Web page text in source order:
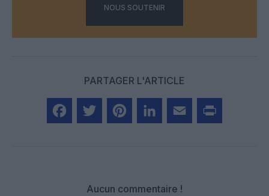
NOUS SOUTENIR
PARTAGER L'ARTICLE
Aucun commentaire !